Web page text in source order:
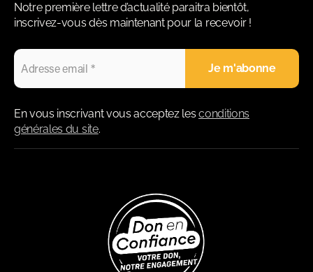
Notre première lettre d’actualité paraitra bientôt,
inscrivez-vous dès maintenant pour la recevoir !
En vous inscrivant vous acceptez lesconditions
générales du site.